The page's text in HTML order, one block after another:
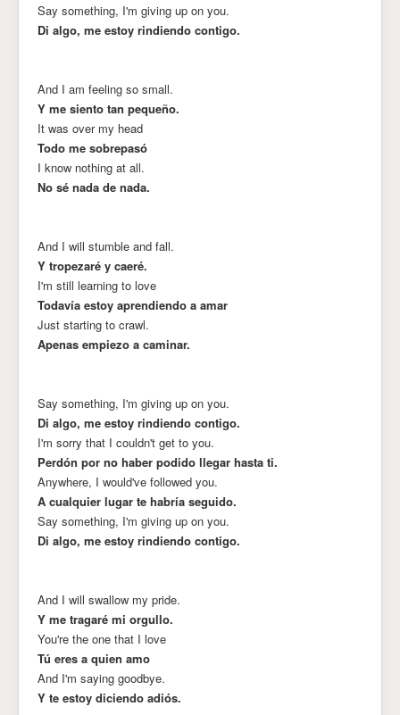
Say something, I'm giving up on you.
Di algo, me estoy rindiendo contigo.
And I am feeling so small.
Y me siento tan pequeño.
It was over my head
Todo me sobrepasó
I know nothing at all.
No sé nada de nada.
And I will stumble and fall.
Y tropezaré y caeré.
I'm still learning to love
Todavía estoy aprendiendo a amar
Just starting to crawl.
Apenas empiezo a caminar.
Say something, I'm giving up on you.
Di algo, me estoy rindiendo contigo.
I'm sorry that I couldn't get to you.
Perdón por no haber podido llegar hasta ti.
Anywhere, I would've followed you.
A cualquier lugar te habría seguido.
Say something, I'm giving up on you.
Di algo, me estoy rindiendo contigo.
And I will swallow my pride.
Y me tragaré mi orgullo.
You're the one that I love
Tú eres a quien amo
And I'm saying goodbye.
Y te estoy diciendo adiós.